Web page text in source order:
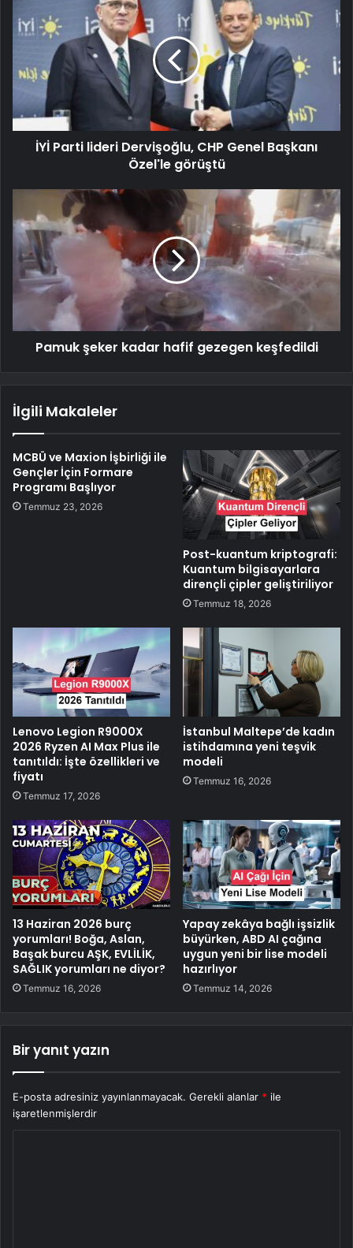
İYİ Parti lideri Dervişoğlu, CHP Genel Başkanı
Özel'le görüştü
Pamuk şeker kadar hafif gezegen keşfedildi
İlgili Makaleler
MCBÜ ve Maxion İşbirliği ile
Gençler İçin Formare
Programı Başlıyor
Temmuz 23, 2026
Post-kuantum kriptografi:
Kuantum bilgisayarlara
dirençli çipler geliştiriliyor
Temmuz 18, 2026
Lenovo Legion R9000X
2026 Ryzen AI Max Plus ile
tanıtıldı: İşte özellikleri ve
fiyatı
Temmuz 17, 2026
İstanbul Maltepe’de kadın
istihdamına yeni teşvik
modeli
Temmuz 16, 2026
13 Haziran 2026 burç
yorumları! Boğa, Aslan,
Başak burcu AŞK, EVLİLİK,
SAĞLIK yorumları ne diyor?
Temmuz 16, 2026
Yapay zekâya bağlı işsizlik
büyürken, ABD AI çağına
uygun yeni bir lise modeli
hazırlıyor
Temmuz 14, 2026
Bir yanıt yazın
E-posta adresiniz yayınlanmayacak. Gerekli alanlar * ile
işaretlenmişlerdir